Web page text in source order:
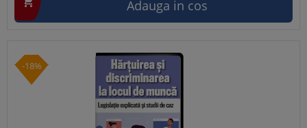
Adauga in cos
-18%